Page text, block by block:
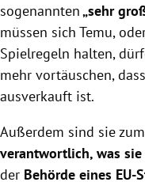
sogenannten„sehr
müssen sich Temu,
Spielregeln halten,
mehr vortäuschen,
ausverkauft ist.
Außerdem sind sie
verantwortlich, was
der Behörde eines EU-